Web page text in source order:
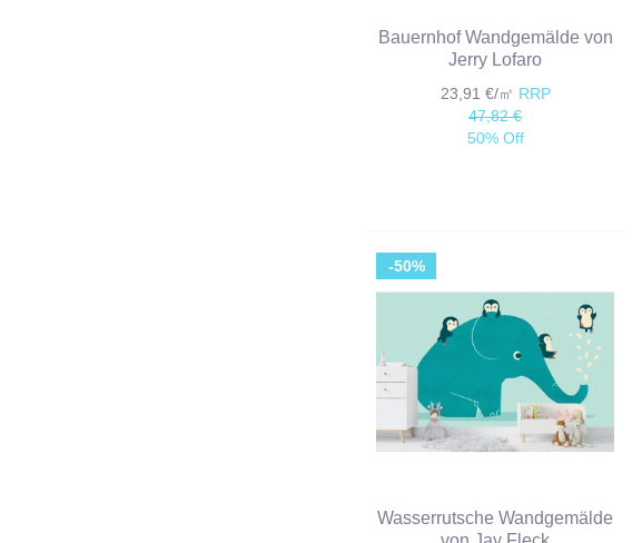
Bauernhof Wandgemälde von
Jerry Lofaro
23,91 €/㎡ RRP
47,82 €
50% Off
-50%
Wasserrutsche Wandgemälde